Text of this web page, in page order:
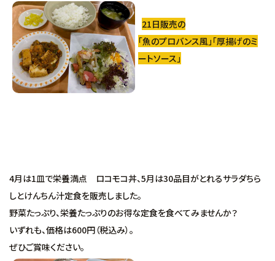
21日販売の
「魚のプロバンス風」「厚揚げのミ
ートソース」
4月は1皿で栄養満点 ロコモコ丼、5月は30品目がとれるサラダちら
しとけんちん汁定食を販売しました。
野菜たっぷり、栄養たっぷりのお得な定食を食べてみませんか？
いずれも、価格は600円（税込み）。
ぜひご賞味ください。